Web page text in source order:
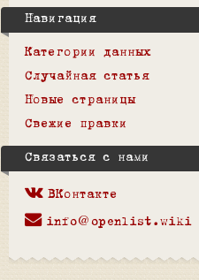
Навигация
Категории данных
Случайная статья
Новые страницы
Свежие правки
Связаться с нами
ВКонтакте
info@openlist.wiki